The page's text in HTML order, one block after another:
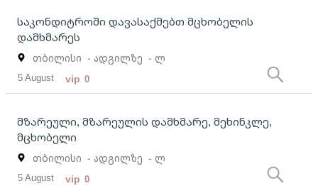
საკონდიტროში დავასაქმებთ მცხობელის
დამხმარეს
თბილისი - ადგილზე - ლ
5 August vip 0
მზარეული, მზარეულის დამხმარე, მეხინკლე,
მცხობელი
თბილისი - ადგილზე - ლ
5 August vip 0